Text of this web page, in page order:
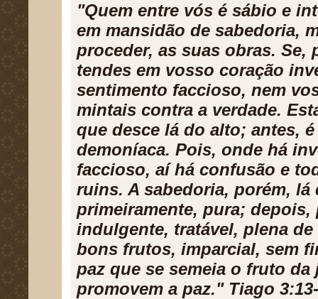
"Quem entre vós é sábio e
em mansidão de sabedoria,
proceder, as suas obras. Se,
tendes em vosso coração
sentimento faccioso, nem
mintais contra a verdade.
que desce lá do alto; antes,
demoníaca. Pois, onde há
faccioso, aí há confusão e
ruins. A sabedoria, porém, lá
primeiramente, pura; depois,
indulgente, tratável, plena
bons frutos, imparcial, sem
paz que se semeia o fruto
promovem a paz." Tiago